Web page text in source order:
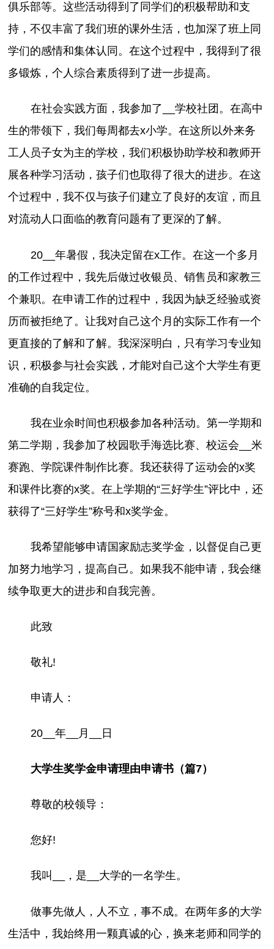
俱乐部等。这些活动得到了同学们的积极帮助和支
持，不仅丰富了我们班的课外生活，也加深了班上同
学们的感情和集体认同。在这个过程中，我得到了很
多锻炼，个人综合素质得到了进一步提高。
在社会实践方面，我参加了__学校社团。在高中
生的带领下，我们每周都去x小学。在这所以外来务
工人员子女为主的学校，我们积极协助学校和教师开
展各种学习活动，孩子们也取得了很大的进步。在这
个过程中，我不仅与孩子们建立了良好的友谊，而且
对流动人口面临的教育问题有了更深的了解。
20__年暑假，我决定留在x工作。在这一个多月
的工作过程中，我先后做过收银员、销售员和家教三
个兼职。在申请工作的过程中，我因为缺乏经验或资
历而被拒绝了。让我对自己这个月的实际工作有一个
更直接的了解和了解。我深深明白，只有学习专业知
识，积极参与社会实践，才能对自己这个大学生有更
准确的自我定位。
我在业余时间也积极参加各种活动。第一学期和
第二学期，我参加了校园歌手海选比赛、校运会__米
赛跑、学院课件制作比赛。我还获得了运动会的x奖
和课件比赛的x奖。在上学期的“三好学生”评比中，还
获得了“三好学生”称号和x奖学金。
我希望能够申请国家励志奖学金，以督促自己更
加努力地学习，提高自己。如果我不能申请，我会继
续争取更大的进步和自我完善。
此致
敬礼!
申请人：
20__年__月__日
大学生奖学金申请理由申请书（篇7）
尊敬的校领导：
您好!
我叫__，是__大学的一名学生。
做事先做人，人不立，事不成。在两年多的大学
生活中，我始终用一颗真诚的心，换来老师和同学的